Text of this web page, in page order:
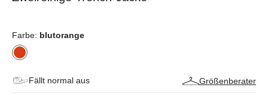
Farbe: blutorange
Fällt normal aus Größenberater